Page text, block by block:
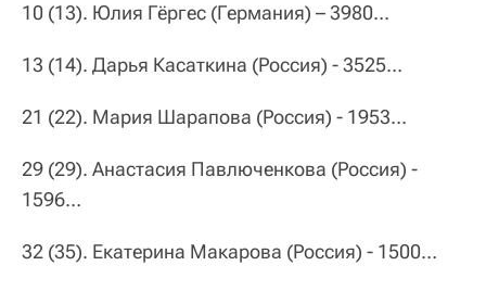
10 (13). Юлия Гёргес (Германия) – 3980…
13 (14). Дарья Касаткина (Россия) - 3525…
21 (22). Мария Шарапова (Россия) - 1953…
29 (29). Анастасия Павлюченкова (Россия) -
1596…
32 (35). Екатерина Макарова (Россия) - 1500…